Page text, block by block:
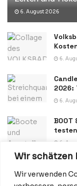
Wir schätzen
Wir verwenden
6. August 2026
6.
2026:
6.
BOOT
6.